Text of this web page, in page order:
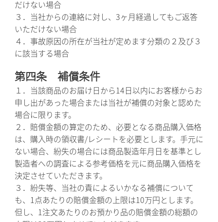
だけない場合
３．当社からの連絡に対し、3ヶ月経過してもご返答
いただけない場合
４．事故原因の所在が当社が定めます分類の２及び３
に該当する場合
第四条 補償条件
１．当該商品のお届け日から14日以内にお客様からお
申し出があった場合または当社が補償の対象と認めた
場合に限ります。
２．賠償金額の算定のため、必要となる商品購入価格
は、購入時の領収書/レシートを必要とします。手元に
ない場合、紛失の場合には商品製造年月日を基準とし
製造者への調査による参考価格を元に商品購入価格を
決定させていただきます。
３．紛失等、当社の責によるいかなる補償について
も、1点あたりの賠償金額の上限は10万円とします。
但し、1注文あたりのお預かり品の賠償金額の総額の